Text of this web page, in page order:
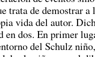
trata de demostrar
vida del autor.
en dos. En primer
del Schulz